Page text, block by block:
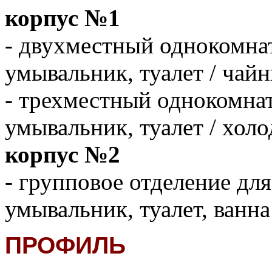
корпус №1
- двухместный
умывальник, туалет /
- трехместный
умывальник, туалет /
корпус №2
- групповое отделение
умывальник, туалет, ванна
ПРОФИЛЬ